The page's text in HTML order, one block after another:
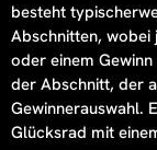
besteht
Abschnitten,
oder einem
der Abschnitt, der
Gewinnerauswahl.
Glücksrad mit